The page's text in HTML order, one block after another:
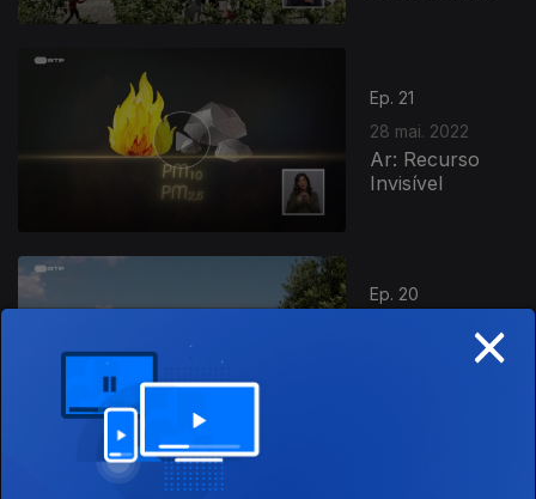
Ep. 21
28 mai. 2022
Ar: Recurso
Invisível
Ep. 20
×